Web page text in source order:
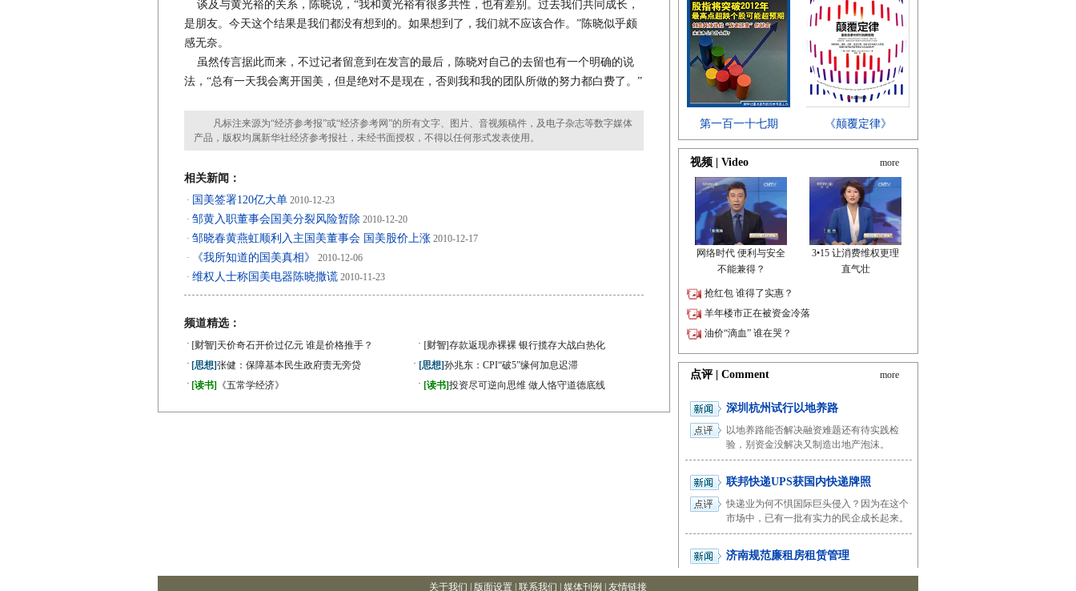
谈及与黄光裕的关系，陈晓说，“我和黄光裕有很多共性，也有差别。过去我们共同成长，
是朋友。今天这个结果是我们都没有想到的。如果想到了，我们就不应该合作。”陈晓似乎颇
感无奈。
虽然传言据此而来，不过记者留意到在发言的最后，陈晓对自己的去留也有一个明确的说
法，“总有一天我会离开国美，但是绝对不是现在，否则我和我的团队所做的努力都白费了。”
凡标注来源为“经济参考报”或“经济参考网”的所有文字、图片、音视频稿件，及电子杂志等数字媒体
产品，版权均属新华社经济参考报社，未经书面授权，不得以任何形式发表使用。
相关新闻：
· 国美签署120亿大单 2010-12-23
· 邹黄入职董事会国美分裂风险暂除 2010-12-20
· 邹晓春黄燕虹顺利入主国美董事会 国美股价上涨 2010-12-17
·
《我所知道的国美真相》
2010-12-06
· 维权人士称国美电器陈晓撒谎 2010-11-23
频道精选：
· [财智] 天价奇石开价过亿元 谁是价格推手？ · [财智]存款返现赤裸裸 银行揽存大战白热化
· [思想]张健：保障基本民生政府责无旁贷 · [思想]孙兆东：CPI“破5”缘何加息迟滞
· [读书] 《五常学经济》 · [读书]投资尽可逆向思维 做人恪守道德底线
关于我们 | 版面设置 | 联系我们 | 媒体刊例 友情链接